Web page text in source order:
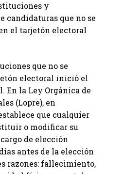
y
candidaturas que no se
el tarjetón electoral
que no se
electoral inició el
En la Ley Orgánica de
(Lopre), en
que cualquier
o modificar su
de elección
antes de la elección
razones: fallecimiento,